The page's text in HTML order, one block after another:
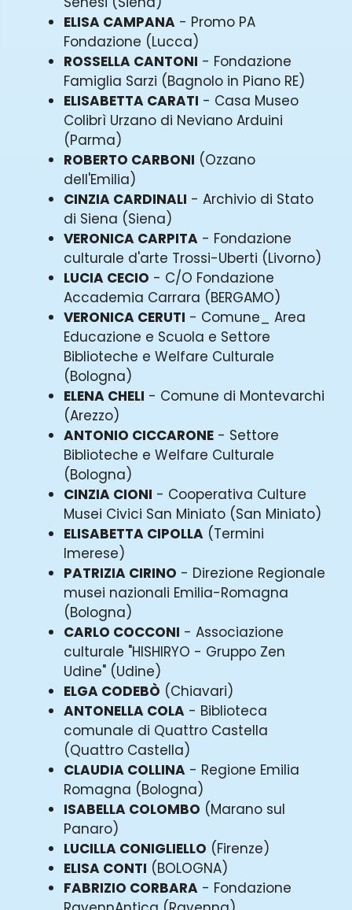
ELISA CAMPANA - Promo PA
Fondazione (Lucca)
ROSSELLA CANTONI - Fondazione
Famiglia Sarzi (Bagnolo in Piano RE)
ELISABETTA CARATI - Casa Museo
Colibrì Urzano di Neviano Arduini
(Parma)
ROBERTO CARBONI (Ozzano
dell'Emilia)
CINZIA CARDINALI - Archivio di Stato
di Siena (Siena)
VERONICA CARPITA - Fondazione
culturale d'arte Trossi-Uberti (Livorno)
LUCIA CECIO - C/O Fondazione
Accademia Carrara (BERGAMO)
VERONICA CERUTI - Comune_ Area
Educazione e Scuola e Settore
Biblioteche e Welfare Culturale
(Bologna)
ELENA CHELI - Comune di Montevarchi
(Arezzo)
ANTONIO CICCARONE - Settore
Biblioteche e Welfare Culturale
(Bologna)
CINZIA CIONI - Cooperativa Culture
Musei Civici San Miniato (San Miniato)
ELISABETTA CIPOLLA (Termini
Imerese)
PATRIZIA CIRINO - Direzione Regionale
musei nazionali Emilia-Romagna
(Bologna)
CARLO COCCONI - Associazione
culturale "HISHIRYO - Gruppo Zen
Udine" (Udine)
ELGA CODEBÒ (Chiavari)
ANTONELLA COLA - Biblioteca
comunale di Quattro Castella
(Quattro Castella)
CLAUDIA COLLINA - Regione Emilia
Romagna (Bologna)
ISABELLA COLOMBO (Marano sul
Panaro)
LUCILLA CONIGLIELLO (Firenze)
ELISA CONTI (BOLOGNA)
FABRIZIO CORBARA - Fondazione